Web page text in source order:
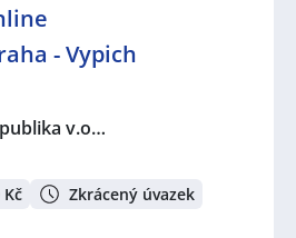
- Vypich
v.o…
Kč Zkrácený úvazek